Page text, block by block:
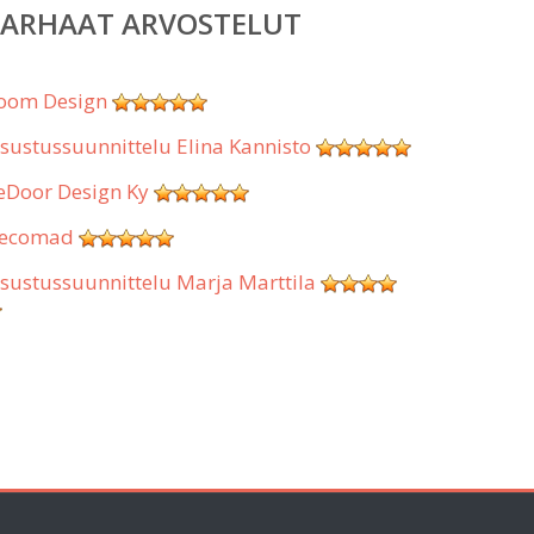
ARVOSTELUT
Design
Elina Kannisto
Design Ky
Marja Marttila